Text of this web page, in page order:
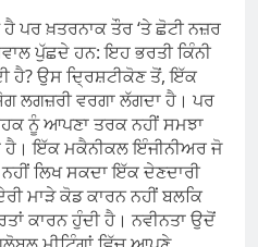
ਪਰ ਖ਼ਤਰਨਾਕ ਤੌਰ ‘ਤੇ ਛੋਟੀ ਨਜ਼ਰ
ਪੁੱਛਦੇ ਹਨ: ਇਹ ਭਰਤੀ ਕਿੰਨੀ
ਹੈ? ਉਸ ਦ੍ਰਿਸ਼ਟੀਕੋਣ ਤੋਂ, ਇੱਕ
ਲਗਜ਼ਰੀ ਵਰਗਾ ਲੱਗਦਾ ਹੈ। ਪਰ
ਨੂੰ ਆਪਣਾ ਤਰਕ ਨਹੀਂ ਸਮਝਾ
ਹੈ। ਇੱਕ ਮਕੈਨੀਕਲ ਇੰਜੀਨੀਅਰ ਜੋ
ਲਿਖ ਸਕਦਾ ਇੱਕ ਦੇਣਦਾਰੀ
ਮਾੜੇ ਕੋਡ ਕਾਰਨ ਨਹੀਂ ਬਲਕਿ
ਕਾਰਨ ਹੁੰਦੀ ਹੈ। ਨਵੀਨਤਾ ਉਦੋਂ